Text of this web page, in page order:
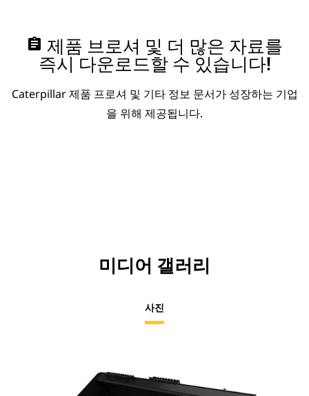
assignment 제품 브로셔 및 더 많은 자료를
즉시 다운로드할 수 있습니다!
Caterpillar 제품 프로셔 및 기타 정보 문서가 성장하는 기업
을 위해 제공됩니다.
미디어 갤러리
사진